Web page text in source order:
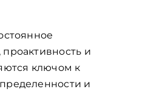
и
ключом к
и